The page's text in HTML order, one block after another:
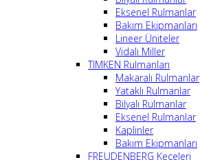
Eksenel Rulmanlar
Bakım Ekipmanları
Lineer Üniteler
Vidalı Miller
TIMKEN Rulmanları
Makaralı Rulmanlar
Yataklı Rulmanlar
Bilyalı Rulmanlar
Eksenel Rulmanlar
Kaplinler
Bakım Ekipmanları
FREUDENBERG Keçeleri